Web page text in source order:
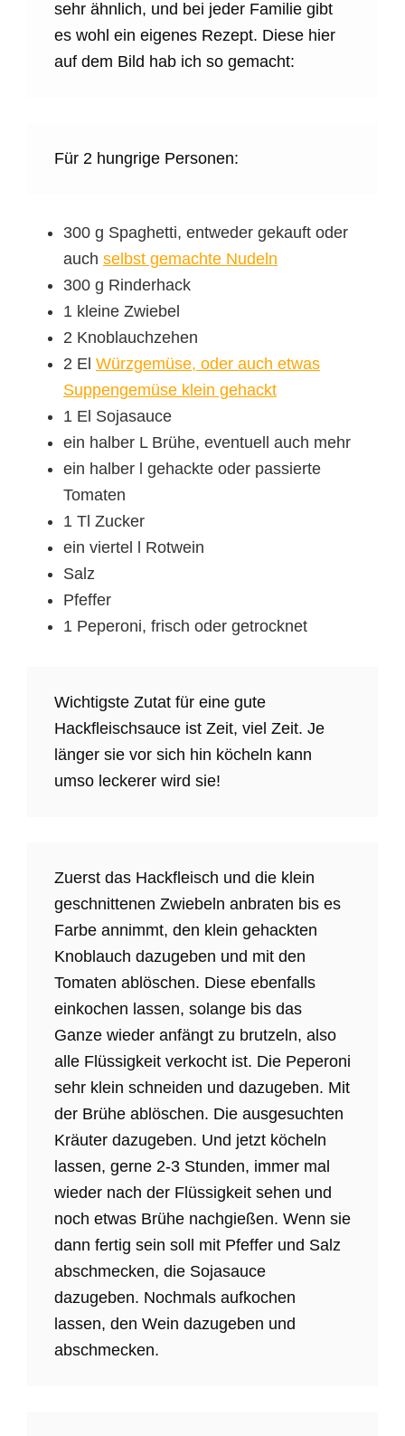
sehr ähnlich, und bei jeder Familie gibt
es wohl ein eigenes Rezept. Diese hier
auf dem Bild hab ich so gemacht:
Für 2 hungrige Personen:
300 g Spaghetti, entweder gekauft oder
auch selbst gemachte Nudeln
300 g Rinderhack
1 kleine Zwiebel
2 Knoblauchzehen
2 El Würzgemüse, oder auch etwas
Suppengemüse klein gehackt
1 El Sojasauce
ein halber L Brühe, eventuell auch mehr
ein halber l gehackte oder passierte
Tomaten
1 Tl Zucker
ein viertel l Rotwein
Salz
Pfeffer
1 Peperoni, frisch oder getrocknet
Wichtigste Zutat für eine gute
Hackfleischsauce ist Zeit, viel Zeit. Je
länger sie vor sich hin köcheln kann
umso leckerer wird sie!
Zuerst das Hackfleisch und die klein
geschnittenen Zwiebeln anbraten bis es
Farbe annimmt, den klein gehackten
Knoblauch dazugeben und mit den
Tomaten ablöschen. Diese ebenfalls
einkochen lassen, solange bis das
Ganze wieder anfängt zu brutzeln, also
alle Flüssigkeit verkocht ist. Die Peperoni
sehr klein schneiden und dazugeben. Mit
der Brühe ablöschen. Die ausgesuchten
Kräuter dazugeben. Und jetzt köcheln
lassen, gerne 2-3 Stunden, immer mal
wieder nach der Flüssigkeit sehen und
noch etwas Brühe nachgießen. Wenn sie
dann fertig sein soll mit Pfeffer und Salz
abschmecken, die Sojasauce
dazugeben. Nochmals aufkochen
lassen, den Wein dazugeben und
abschmecken.